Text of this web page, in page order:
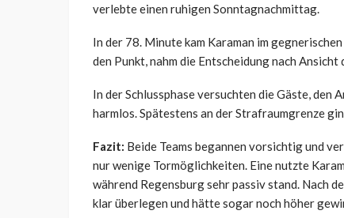
verlebte einen ruhigen Sonntagnachmittag.
In der 78. Minute kam Karaman im
den Punkt, nahm die Entscheidung nach
In der Schlussphase versuchten die Gäste, den
harmlos. Spätestens an der Strafraumgrenze
Fazit: Beide Teams begannen vorsichtig und
nur wenige Tormöglichkeiten. Eine nutzte
während Regensburg sehr passiv stand. Nach
klar überlegen und hätte sogar noch höher